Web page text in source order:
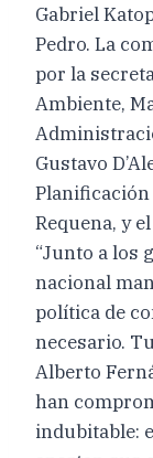
Gabriel
Pedro. La
por la
Ambiente,
Gustavo
Planificación
Requena, y
“Junto a los
nacional
política de
necesario.
Alberto
han
indubitable: